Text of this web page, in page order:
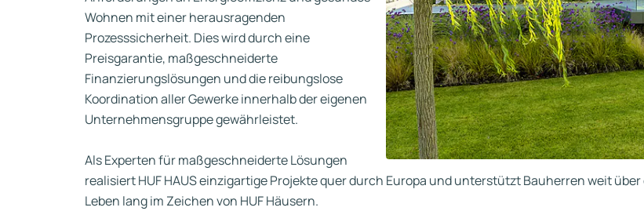
Wohnen mit einer herausragenden
Prozesssicherheit. Dies wird durch eine
Preisgarantie, maßgeschneiderte
Finanzierungslösungen und die reibungslose
Koordination aller Gewerke innerhalb der eigenen
Unternehmensgruppe gewährleistet.
Als Experten für maßgeschneiderte Lösungen
realisiert HUF HAUS einzigartige Projekte quer durch Europa und unterstützt Bauherren weit
Leben lang im Zeichen von HUF Häusern.